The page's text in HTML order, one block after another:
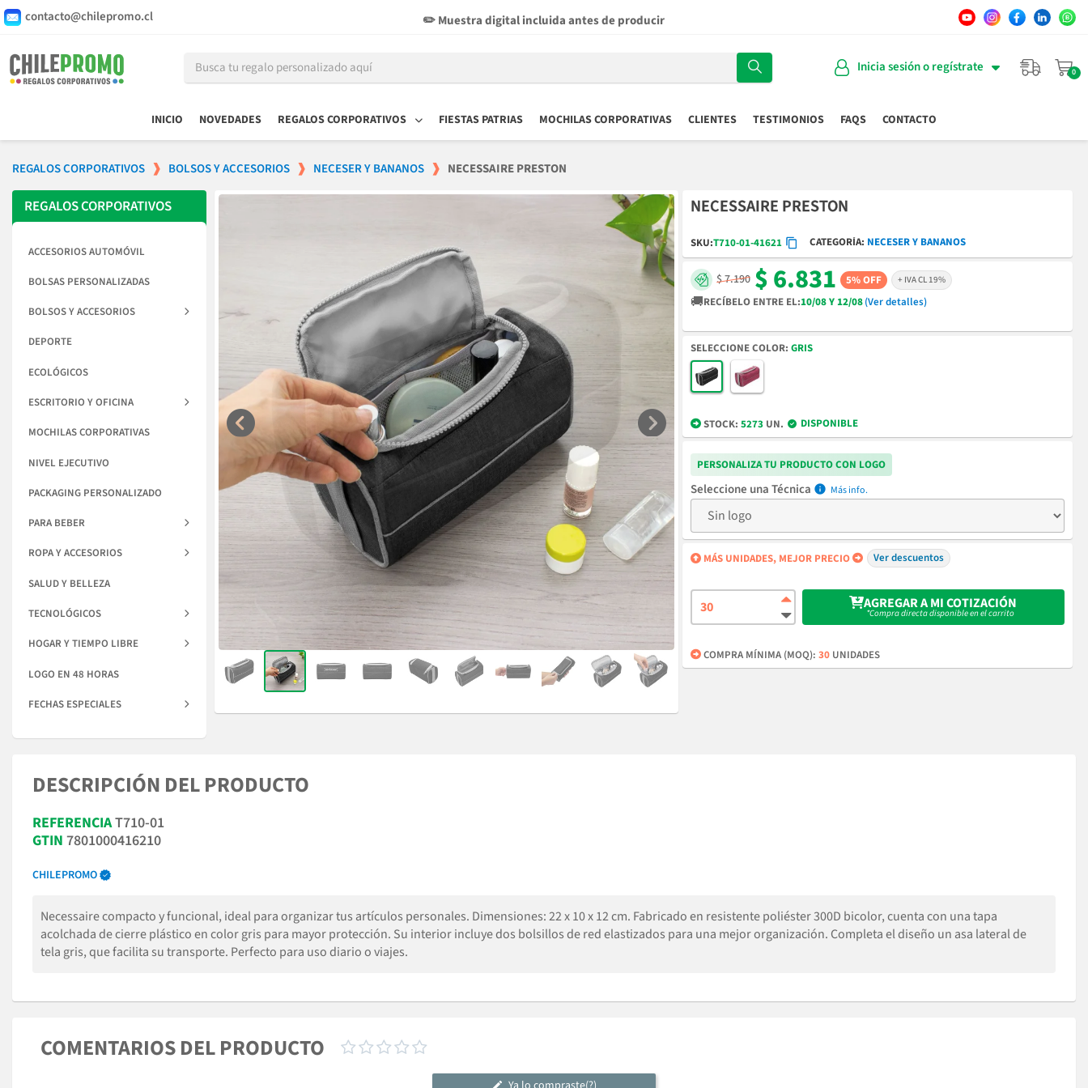
contacto@chilepromo.cl ✏️ Muestra digital incluida antes de producir
Inicia sesión o regístrate
INICIO NOVEDADES REGALOS CORPORATIVOS FIESTAS PATRIAS MOCHILAS CORPORATIVAS CLIENTES TESTIMONIOS FAQS CONTACTO
REGALOS CORPORATIVOS BOLSOS Y ACCESORIOS NECESER Y BANANOS NECESSAIRE PRESTON
REGALOS CORPORATIVOS
ACCESORIOS AUTOMÓVIL
BOLSAS PERSONALIZADAS
BOLSOS Y ACCESORIOS
DEPORTE
ECOLÓGICOS
ESCRITORIO Y OFICINA
MOCHILAS CORPORATIVAS
NIVEL EJECUTIVO
PACKAGING PERSONALIZADO
PARA BEBER
ROPA Y ACCESORIOS
SALUD Y BELLEZA
TECNOLÓGICOS
HOGAR Y TIEMPO LIBRE
LOGO EN 48 HORAS
FECHAS ESPECIALES
NECESSAIRE PRESTON
SKU:T710-01-41621 CATEGORÍA NECESER Y BANANOS
$ 7.190 $ 6.831 5% OFF + IVA CL 19%
🚚RECÍBELO ENTRE EL:10/08 Y 12/08(Ver detalles)
COLOR GRIS
STOCK: 5273 UN. DISPONIBLE
PERSONALIZA TU PRODUCTO CON LOGO
Técnica info
MÁS UNIDADES, MEJOR PRECIO Ver descuentos
AGREGAR A MI COTIZACIÓN
*Compra directa disponible en el carrito
COMPRA MÍNIMA (MOQ): 30 UNIDADES
DESCRIPCIÓN DEL PRODUCTO
REFERENCIAT710-01
GTIN 7801000416210
CHILEPROMO
Necessaire compacto y funcional, ideal para organizar tus artículos personales. Dimensiones: 22 x 10 x 12 cm. Fabricado en resistente poliéster 300D bicolor, cuenta con una tapa
acolchada de cierre plástico en color gris para mayor protección. Su interior incluye dos bolsillos de red elastizados para una mejor organización. Completa el diseño un asa lateral de
tela gris, que facilita su transporte. Perfecto para uso diario o viajes.
COMENTARIOS DEL PRODUCTO     